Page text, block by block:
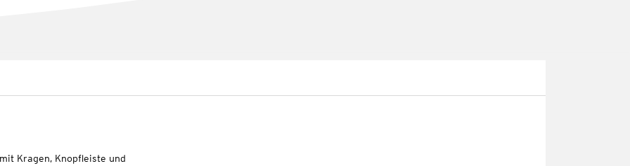
Kragen, Knopfleiste und